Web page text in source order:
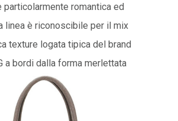
particolarmente romantica ed
linea è riconoscibile per il mix
texture logata tipica del brand
a bordi dalla forma merlettata